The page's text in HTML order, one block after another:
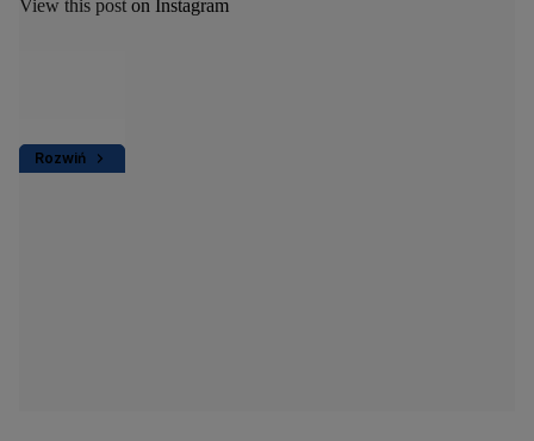
Rozwiń
View this post on Instagram